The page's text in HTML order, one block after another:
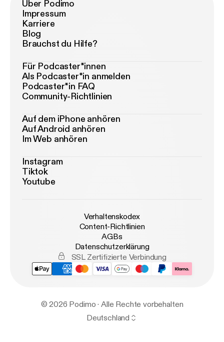
Über Podimo
Impressum
Karriere
Blog
Brauchst du Hilfe?
Für Podcaster*innen
Als Podcaster*in anmelden
Podcaster*in FAQ
Community-Richtlinien
Auf dem iPhone anhören
Auf Android anhören
Im Web anhören
Instagram
Tiktok
Youtube
Verhaltenskodex
Content-Richtlinien
AGBs
Datenschutzerklärung
SSL Zertifizierte Verbindung
© 2026 Podimo · Alle Rechte vorbehalten
Deutschland